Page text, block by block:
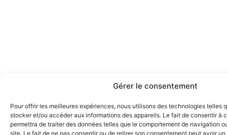
Gérer le consentement
Pour offrir les meilleures expériences, nous utilisons des technologies telles
stocker et/ou accéder aux informations des appareils. Le fait de consentir à
permettra de traiter des données telles que le comportement de navigation
site. Le fait de ne pas consentir ou de retirer son consentement peut avoir